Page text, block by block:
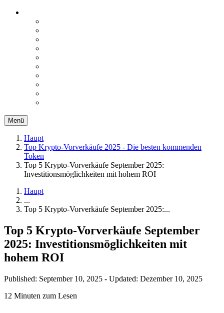
Menü
Haupt
Top Krypto-Vorverkäufe 2025 - Die besten kommenden
Token
Top 5 Krypto-Vorverkäufe September 2025:
Investitionsmöglichkeiten mit hohem ROI
Haupt
...
Top 5 Krypto-Vorverkäufe September 2025:...
Top 5 Krypto-Vorverkäufe September
2025: Investitionsmöglichkeiten mit
hohem ROI
Published: September 10, 2025 - Updated: Dezember 10, 2025
12 Minuten zum Lesen